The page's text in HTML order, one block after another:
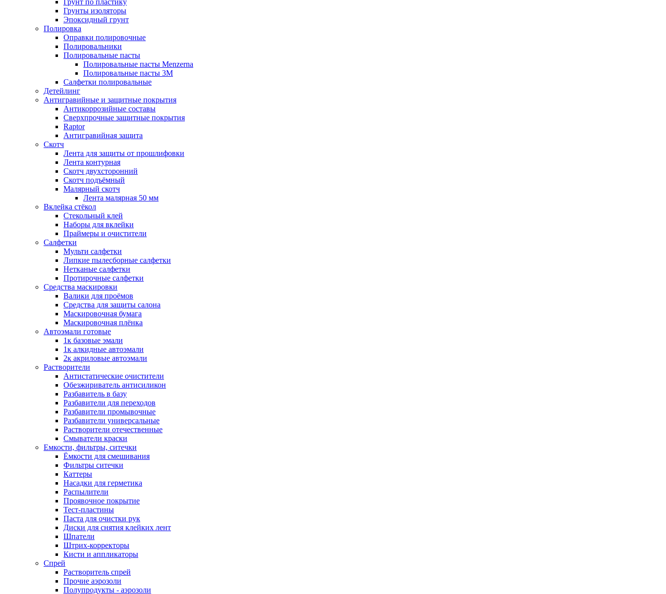
Грунт по пластику
Грунты изоляторы
Эпоксидный грунт
Полировка
Оправки полировочные
Полировальники
Полировальные пасты
Полировальные пасты Menzerna
Полировальные пасты 3M
Салфетки полировальные
Детейлинг
Антигравийные и защитные покрытия
Антикоррозийные составы
Сверхпрочные защитные покрытия
Raptor
Антигравийная защита
Скотч
Лента для защиты от прошлифовки
Лента контурная
Скотч двухсторонний
Скотч подъёмный
Малярный скотч
Лента малярная 50 мм
Вклейка стёкол
Стекольный клей
Наборы для вклейки
Праймеры и очистители
Салфетки
Мульти салфетки
Липкие пылесборные салфетки
Нетканые салфетки
Протирочные салфетки
Средства маскировки
Валики для проёмов
Средства для защиты салона
Маскировочная бумага
Маскировочная плёнка
Автоэмали готовые
1к базовые эмали
1к алкидные автоэмали
2к акриловые автоэмали
Растворители
Антистатические очистители
Обезжириватель антисиликон
Разбавитель в базу
Разбавители для переходов
Разбавители промывочные
Разбавители универсальные
Растворители отечественные
Смыватели краски
Емкости, фильтры, ситечки
Ёмкости для смешивания
Фильтры ситечки
Каттеры
Насадки для герметика
Распылители
Проявочное покрытие
Тест-пластины
Паста для очистки рук
Диски для снятия клейких лент
Шпатели
Штрих-корректоры
Кисти и аппликаторы
Спрей
Растворитель спрей
Прочие аэрозоли
Полупродукты - аэрозоли